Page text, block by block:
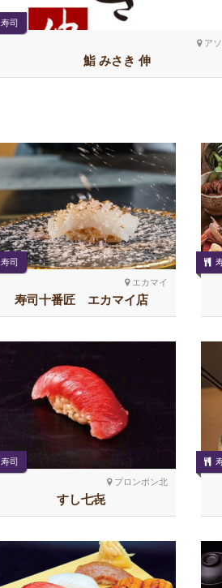
ア
寿司
鮨 みさき 伸
エカマイ
寿司
寿司十番匠 エカマイ店
プロンポン北
寿司
すし七㐂